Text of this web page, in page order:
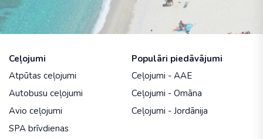
Ceļojumi
Atpūtas ceļojumi
Autobusu ceļojumi
Avio ceļojumi
SPA brīvdienas
Populāri piedāvājumi
Ceļojumi - AAE
Ceļojumi - Omāna
Ceļojumi - Jordānija